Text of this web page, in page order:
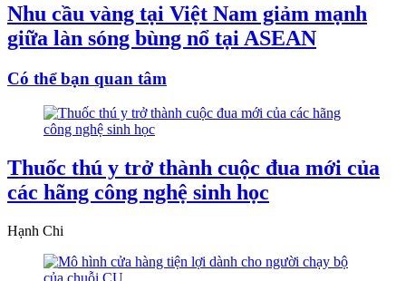
Nhu cầu vàng tại Việt Nam giảm mạnh
giữa làn sóng bùng nổ tại ASEAN
Có thể bạn quan tâm
Thuốc thú y trở thành cuộc đua mới của
các hãng công nghệ sinh học
Hạnh Chi